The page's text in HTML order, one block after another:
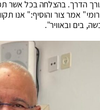
אמר צור והוסיף:" אנו
בים ובאוויר".